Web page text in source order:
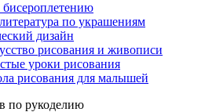
по украшениям
дизайн
рисования и живописи
уроки рисования
рисования для малышей
по рукоделию